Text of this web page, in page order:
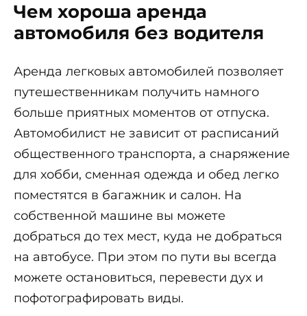
Чем хороша аренда
автомобиля без водителя
Аренда легковых автомобилей позволяет
путешественникам получить намного
больше приятных моментов от отпуска.
Автомобилист не зависит от расписаний
общественного транспорта, а снаряжение
для хобби, сменная одежда и обед легко
поместятся в багажник и салон. На
собственной машине вы можете
добраться до тех мест, куда не добраться
на автобусе. При этом по пути вы всегда
можете остановиться, перевести дух и
пофотографировать виды.